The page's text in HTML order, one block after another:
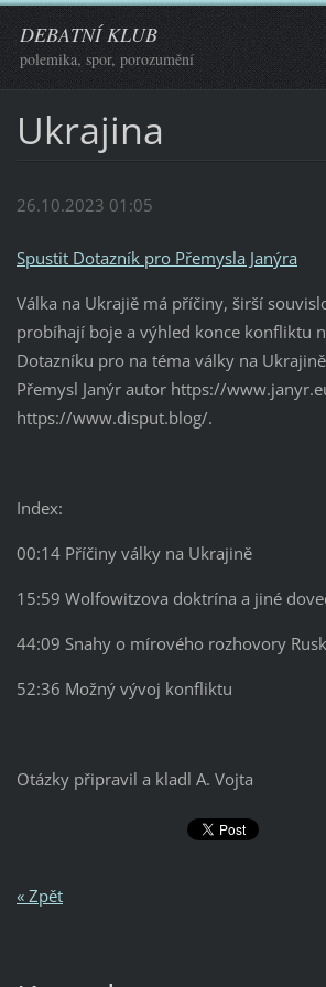
DEBATNÍ KLUB
polemika, spor, porozumění
Ukrajina
26.10.2023 01:05
Spustit Dotazník pro Přemysla Janýra
Válka na Ukrajiě má příčiny, širší
probíhají boje a výhled konce konfliktu
Dotazníku pro na téma války na
Přemysl Janýr autor https://
https://www.disput.blog/.
Index:
00:14 Příčiny války na Ukrajině
15:59 Wolfowitzova doktrína a jiné
44:09 Snahy o mírového rozhovory
52:36 Možný vývoj konfliktu
Otázky připravil a kladl A. Vojta
« Zpět